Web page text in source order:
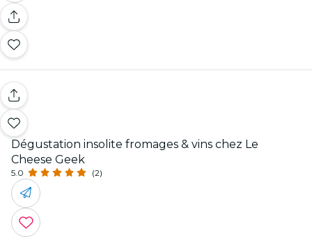
Dégustation insolite fromages & vins chez Le
Cheese Geek
5.0 (2)